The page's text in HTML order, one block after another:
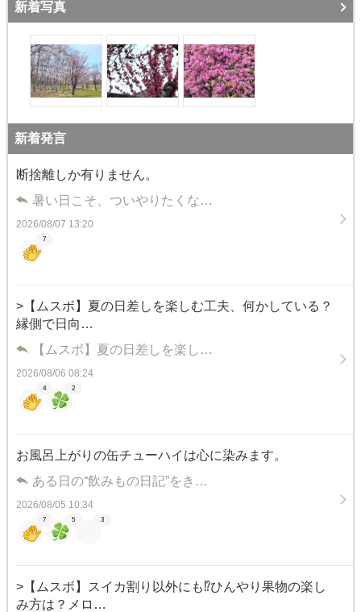
新着写真
新着発言
断捨離しか有りません。
暑い日こそ、ついやりたくな…
2026/08/07 13:20
7
>【ムスボ】夏の日差しを楽しむ工夫、何かしている？
縁側で日向…
【ムスボ】夏の日差しを楽し…
2026/08/06 08:24
4 2
お風呂上がりの缶チューハイは心に染みます。
ある日の“飲みもの日記”をき…
2026/08/05 10:34
7 5 3
>【ムスボ】スイカ割り以外にも⁉ひんやり果物の楽し
み方は？メロ…